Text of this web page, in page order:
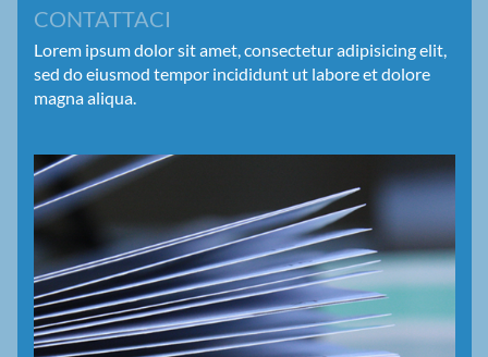
CONTATTACI
Lorem ipsum dolor sit amet, consectetur adipisicing elit,
sed do eiusmod tempor incididunt ut labore et dolore
magna aliqua.